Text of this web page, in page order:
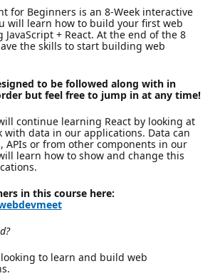
for Beginners is an 8-Week interactive
will learn how to build your first web
+ React. At the end of the 8
the skills to start building web
to be followed along with in
but feel free to jump in at any time!
continue learning React by looking at
with data in our applications. Data can
APIs or from other components in our
learn how to show and change this
in this course here:
to learn and build web